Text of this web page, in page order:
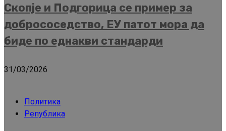
Скопје и Подгорица се пример за
добрососедство, ЕУ патот мора да
биде по еднакви стандарди
31/03/2026
Политика
Република